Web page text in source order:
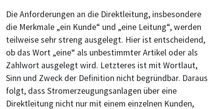
Die Anforderungen an die Direktleitung, insbesondere
die Merkmale „ein Kunde“ und „eine Leitung“, werden
teilweise sehr streng ausgelegt. Hier ist entscheidend,
ob das Wort „eine“ als unbestimmter Artikel oder als
Zahlwort ausgelegt wird. Letzteres ist mit Wortlaut,
Sinn und Zweck der Definition nicht begründbar. Daraus
folgt, dass Stromerzeugungsanlagen über eine
Direktleitung nicht nur mit einem einzelnen Kunden,